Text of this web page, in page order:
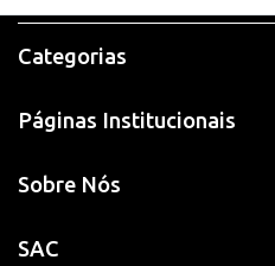
Categorias
Páginas Institucionais
Sobre Nós
SAC